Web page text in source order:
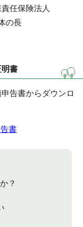
任保険法人
の長
書
告書からダウンロ
書
？